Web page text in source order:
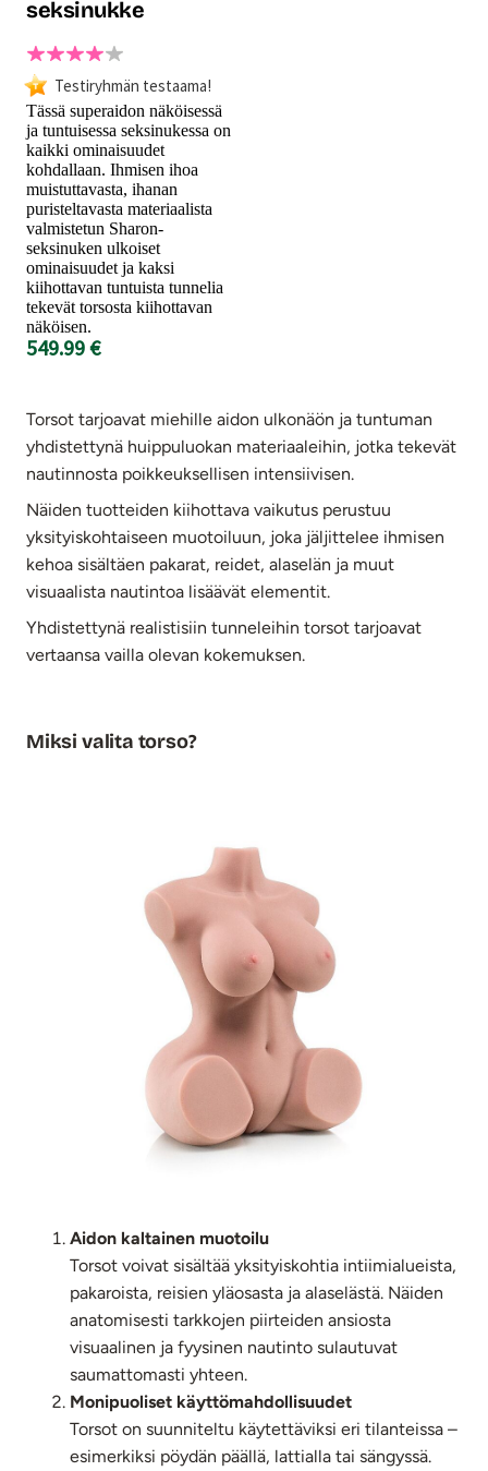
seksinukke
Testiryhmän testaama!
Tässä superaidon näköisessä
ja tuntuisessa seksinukessa on
kaikki ominaisuudet
kohdallaan. Ihmisen ihoa
muistuttavasta, ihanan
puristeltavasta materiaalista
valmistetun Sharon-
seksinuken ulkoiset
ominaisuudet ja kaksi
kiihottavan tuntuista tunnelia
tekevät torsosta kiihottavan
näköisen.
549.99 €
Torsot tarjoavat miehille aidon ulkonäön ja tuntuman
yhdistettynä huippuluokan materiaaleihin, jotka tekevät
nautinnosta poikkeuksellisen intensiivisen.
Näiden tuotteiden kiihottava vaikutus perustuu
yksityiskohtaiseen muotoiluun, joka jäljittelee ihmisen
kehoa sisältäen pakarat, reidet, alaselän ja muut
visuaalista nautintoa lisäävät elementit.
Yhdistettynä realistisiin tunneleihin torsot tarjoavat
vertaansa vailla olevan kokemuksen.
Miksi valita torso?
Aidon kaltainen muotoilu
Torsot voivat sisältää yksityiskohtia intiimialueista,
pakaroista, reisien yläosasta ja alaselästä. Näiden
anatomisesti tarkkojen piirteiden ansiosta
visuaalinen ja fyysinen nautinto sulautuvat
saumattomasti yhteen.
Monipuoliset käyttömahdollisuudet
Torsot on suunniteltu käytettäviksi eri tilanteissa –
esimerkiksi pöydän päällä, lattialla tai sängyssä.